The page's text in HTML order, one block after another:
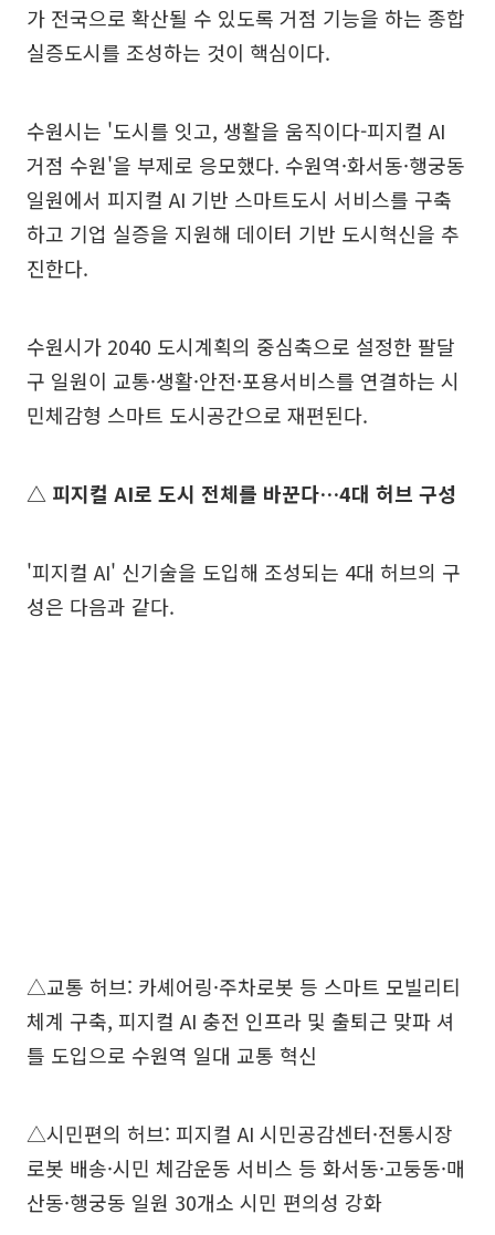
가 전국으로 확산될 수 있도록 거점 기능을 하는 종합
실증도시를 조성하는 것이 핵심이다.
수원시는 '도시를 잇고, 생활을 움직이다-피지컬 AI
거점 수원'을 부제로 응모했다. 수원역·화서동·행궁동
일원에서 피지컬 AI 기반 스마트도시 서비스를 구축
하고 기업 실증을 지원해 데이터 기반 도시혁신을 추
진한다.
수원시가 2040 도시계획의 중심축으로 설정한 팔달
구 일원이 교통·생활·안전·포용서비스를 연결하는 시
민체감형 스마트 도시공간으로 재편된다.
△ 피지컬 AI로 도시 전체를 바꾼다…4대 허브 구성
'피지컬 AI' 신기술을 도입해 조성되는 4대 허브의 구
성은 다음과 같다.
△교통 허브: 카셰어링·주차로봇 등 스마트 모빌리티
체계 구축, 피지컬 AI 충전 인프라 및 출퇴근 맞파 셔
틀 도입으로 수원역 일대 교통 혁신
△시민편의 허브: 피지컬 AI 시민공감센터·전통시장
로봇 배송·시민 체감운동 서비스 등 화서동·고둥동·매
산동·행궁동 일원 30개소 시민 편의성 강화